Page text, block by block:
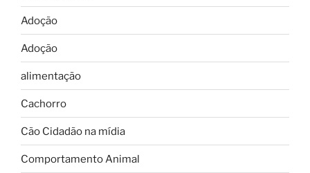
Adoção
Adoção
alimentação
Cachorro
Cão Cidadão na mídia
Comportamento Animal